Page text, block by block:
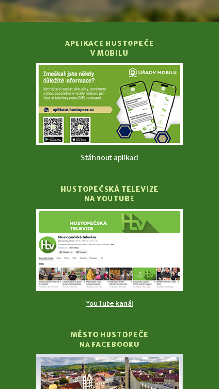
APLIKACE HUSTOPEČE
V MOBILU
Stáhnout aplikaci
HUSTOPEČSKÁ TELEVIZE
NA YOUTUBE
YouTube kanál
MĚSTO HUSTOPEČE
NA FACEBOOKU